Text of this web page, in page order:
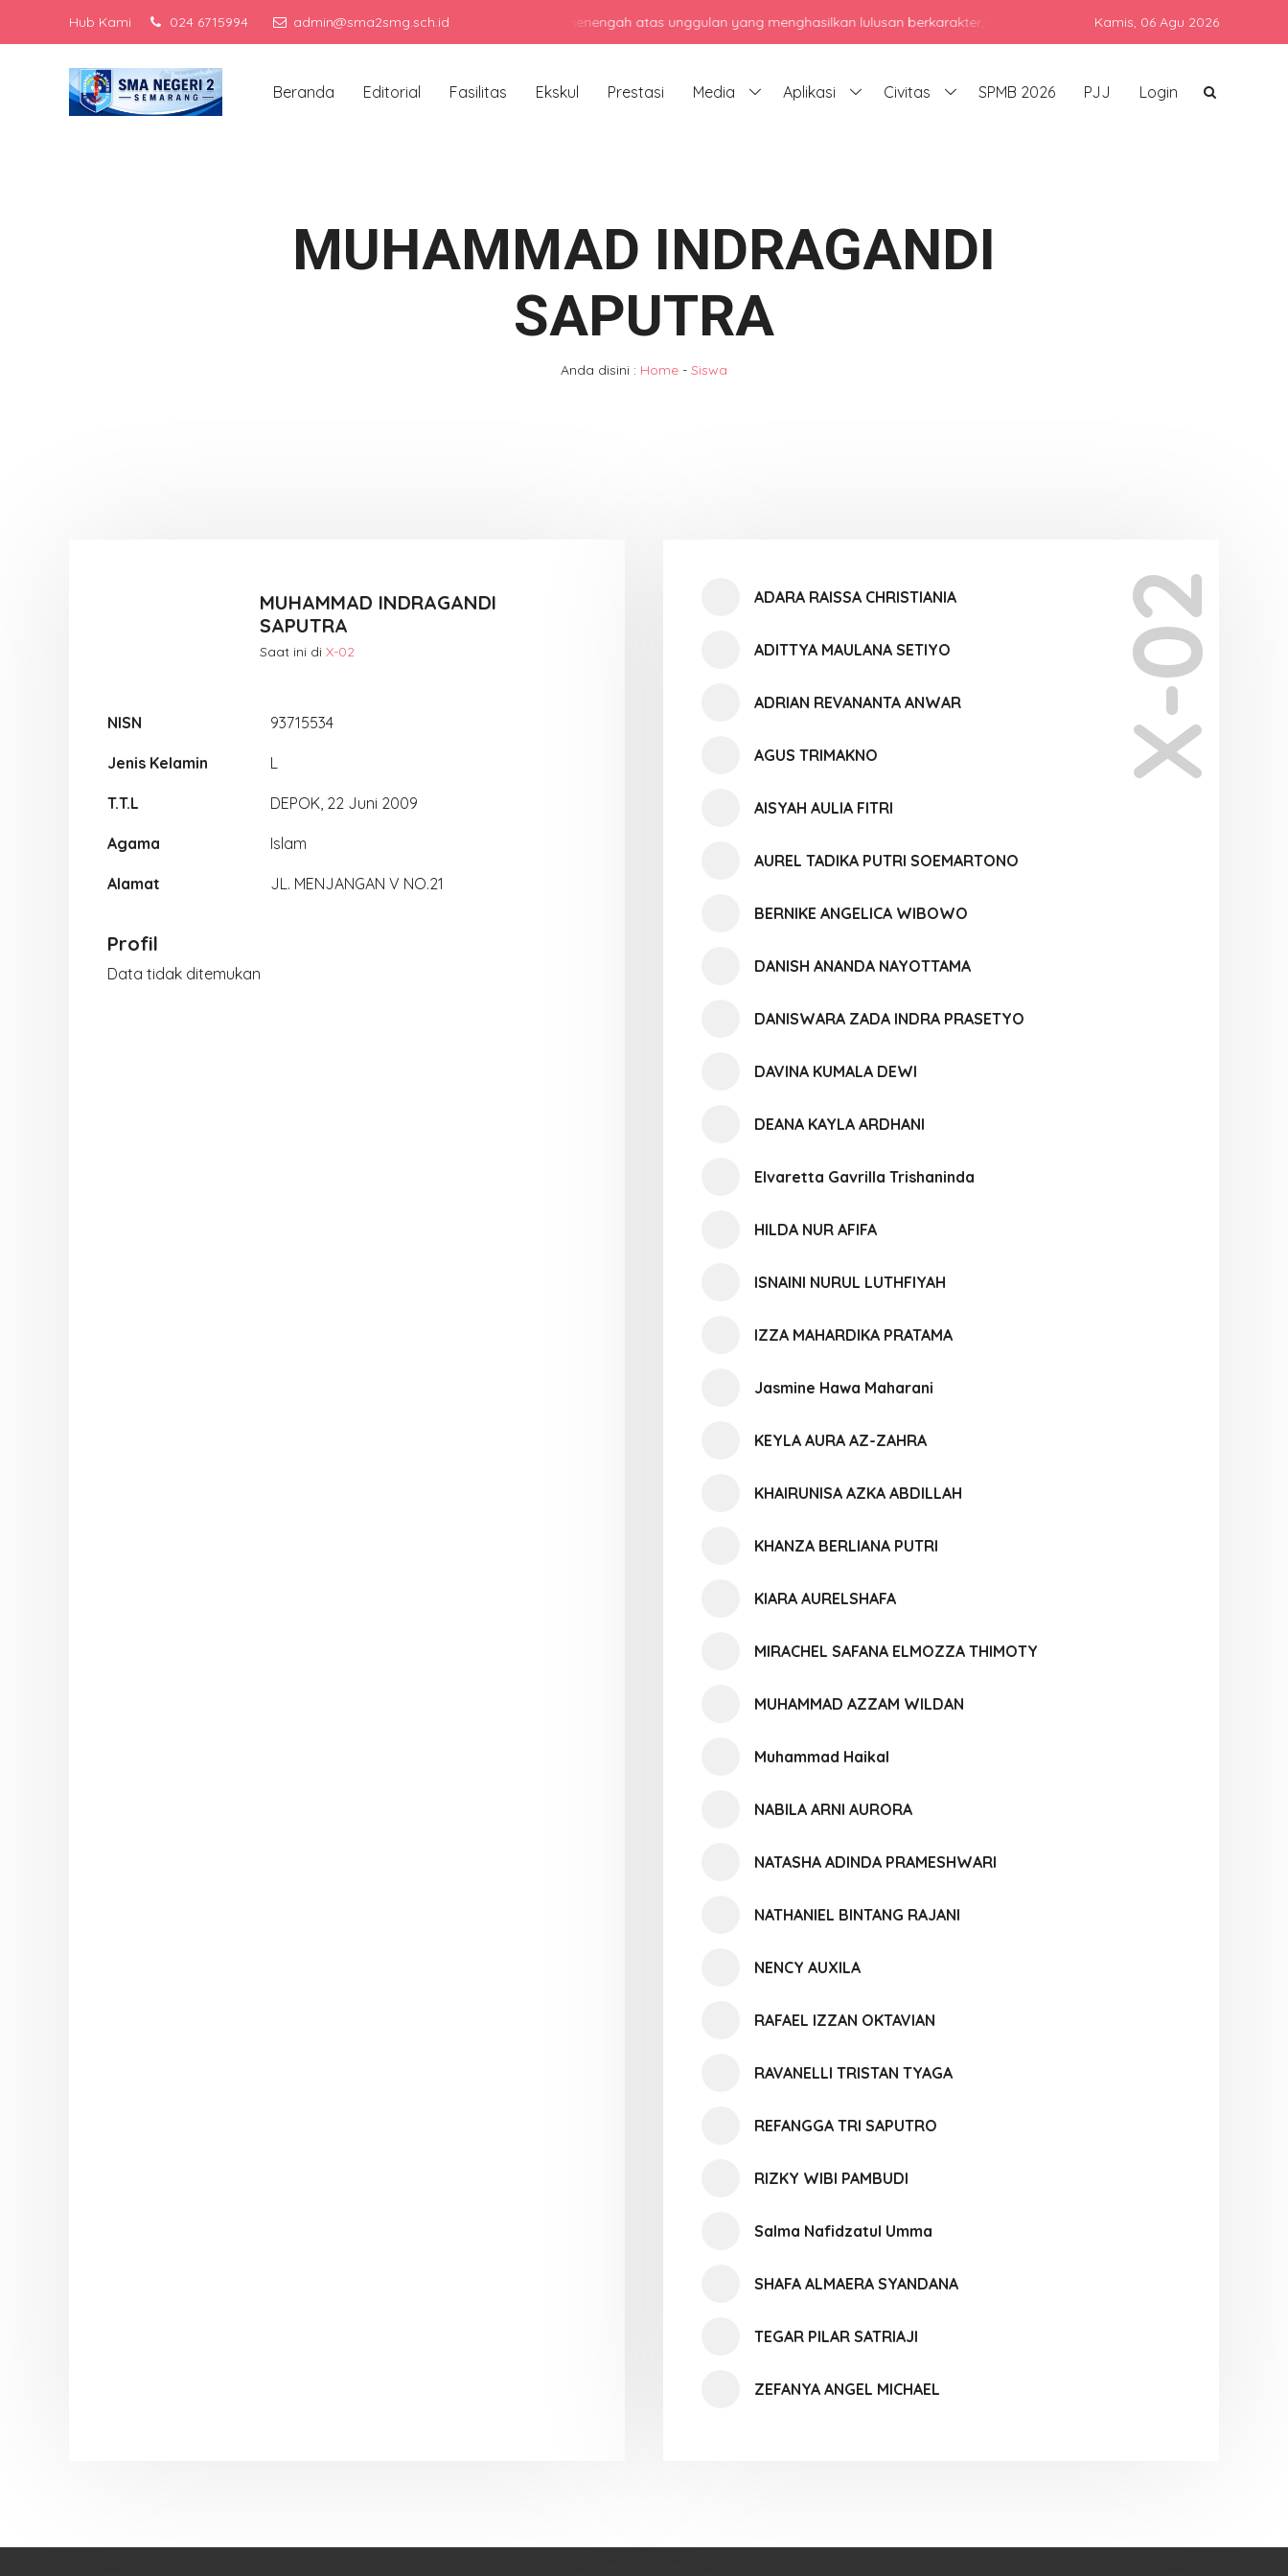
Hub Kami 024 6715994 admin@sma2smg.sch.idMenjadi sekolah menengah atas unggulan yang menghasilkan lulusan berkarakter, berprestasi, dan siap bersaing di era global
Kamis, 06 Agu 2026
Beranda Editorial Fasilitas Ekskul Prestasi Media Aplikasi Civitas SPMB 2026 PJJ Login
MUHAMMAD INDRAGANDI
SAPUTRA
Anda disini : Home - Siswa
MUHAMMAD INDRAGANDI
SAPUTRA
Saat ini di X-02
NISN 93715534
Jenis Kelamin L
T.T.L DEPOK, 22 Juni 2009
Agama Islam
Alamat JL. MENJANGAN V NO.21
Profil
Data tidak ditemukan
X-02
ADARA RAISSA CHRISTIANIA
ADITTYA MAULANA SETIYO
ADRIAN REVANANTA ANWAR
AGUS TRIMAKNO
AISYAH AULIA FITRI
AUREL TADIKA PUTRI SOEMARTONO
BERNIKE ANGELICA WIBOWO
DANISH ANANDA NAYOTTAMA
DANISWARA ZADA INDRA PRASETYO
DAVINA KUMALA DEWI
DEANA KAYLA ARDHANI
Elvaretta Gavrilla Trishaninda
HILDA NUR AFIFA
ISNAINI NURUL LUTHFIYAH
IZZA MAHARDIKA PRATAMA
Jasmine Hawa Maharani
KEYLA AURA AZ-ZAHRA
KHAIRUNISA AZKA ABDILLAH
KHANZA BERLIANA PUTRI
KIARA AURELSHAFA
MIRACHEL SAFANA ELMOZZA THIMOTY
MUHAMMAD AZZAM WILDAN
Muhammad Haikal
NABILA ARNI AURORA
NATASHA ADINDA PRAMESHWARI
NATHANIEL BINTANG RAJANI
NENCY AUXILA
RAFAEL IZZAN OKTAVIAN
RAVANELLI TRISTAN TYAGA
REFANGGA TRI SAPUTRO
RIZKY WIBI PAMBUDI
Salma Nafidzatul Umma
SHAFA ALMAERA SYANDANA
TEGAR PILAR SATRIAJI
ZEFANYA ANGEL MICHAEL